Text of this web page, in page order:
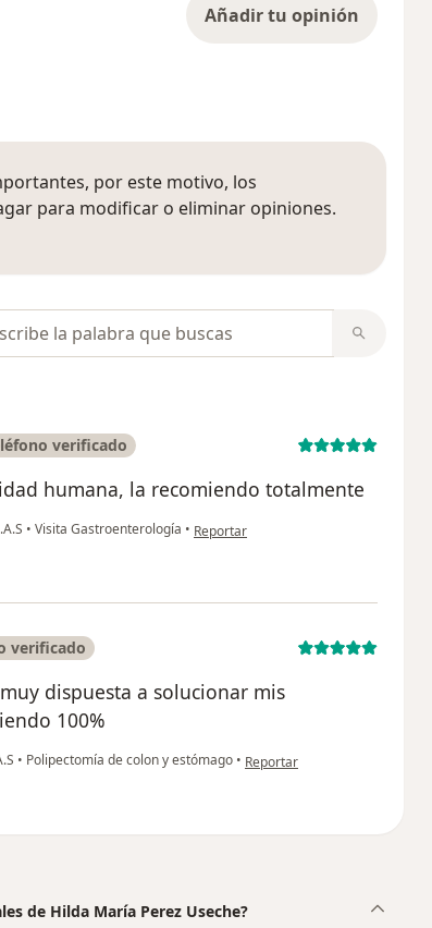
Añadir tu opinión
por este motivo, los
para modificar o eliminar opiniones.
en opiniones
verificado
humana, la recomiendo totalmente
• Visita Gastroenterología • en opinión del usuario Yuli Mar Rivas
Reportar
verificado
dispuesta a solucionar mis
100%
• Polipectomía de colon y estómago • en opinión del usuario Sandra M
Reportar
de Hilda María Perez Useche?